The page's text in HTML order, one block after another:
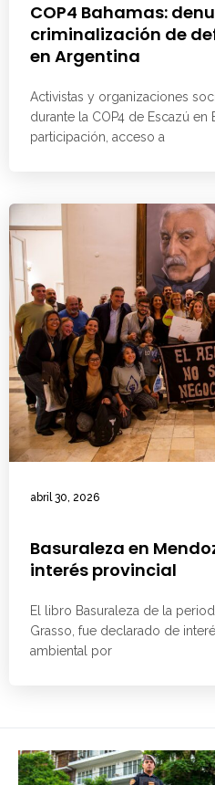
COP4 Bahamas:
criminalización de
en Argentina
Activistas y organizaciones
durante la COP4 de Escazú en
participación, acceso a
abril 30, 2026
Basuraleza en
interés provincial
El libro Basuraleza de la
Grasso, fue declarado de
ambiental por